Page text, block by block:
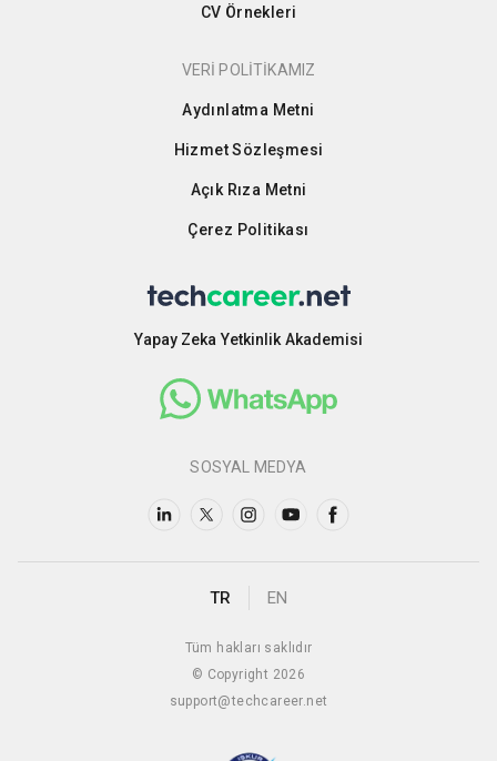
CV Örnekleri
VERİ POLİTİKAMIZ
Aydınlatma Metni
Hizmet Sözleşmesi
Açık Rıza Metni
Çerez Politikası
Yapay Zeka Yetkinlik Akademisi
SOSYAL MEDYA
TR EN
Tüm hakları saklıdır
© Copyright 2026
support@techcareer.net